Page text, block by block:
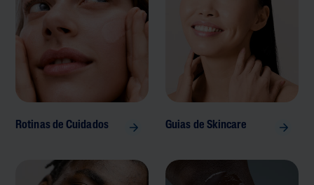
Rotinas de Cuidados Guias de Skincare